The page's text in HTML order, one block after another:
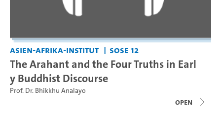
Asien-Afrika-Institut SoSe 12
The Arahant and the Four Truths in Earl
y Buddhist Discourse
Prof. Dr. Bhikkhu Analayo
open